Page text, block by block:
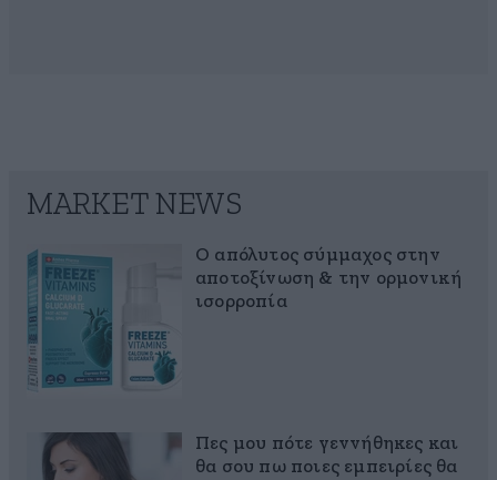
MARKET NEWS
Ο απόλυτος σύμμαχος στην
αποτοξίνωση & την ορμονική
ισορροπία
Πες μου πότε γεννήθηκες και
θα σου πω ποιες εμπειρίες θα